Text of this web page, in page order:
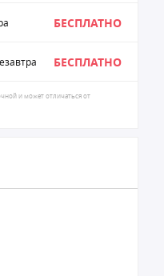
БЕСПЛАТНО
БЕСПЛАТНО
и может отличаться от